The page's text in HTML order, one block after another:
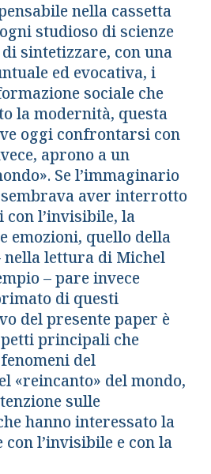
nella cassetta
studioso di scienze
sintetizzare, con una
ed evocativa, i
sociale che
la modernità, questa
oggi confrontarsi con
aprono a un
Se l’immaginario
aver interrotto
con l’invisibile, la
emozioni, quello della
nella lettura di Michel
– pare invece
di questi
del presente paper è
principali che
del
«reincanto» del mondo,
sulle
hanno interessato la
l’invisibile e con la